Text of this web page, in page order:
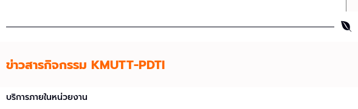
ข่าวสารกิจกรรม KMUTT-PDTI
บริการภายในหน่วยงาน